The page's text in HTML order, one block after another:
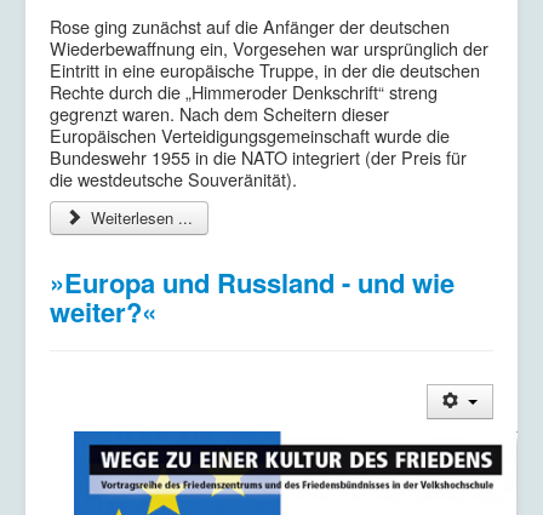
Rose ging zunächst auf die Anfänger der deutschen
Wiederbewaffnung ein, Vorgesehen war ursprünglich der
Eintritt in eine europäische Truppe, in der die deutschen
Rechte durch die „Himmeroder Denkschrift“ streng
gegrenzt waren. Nach dem Scheitern dieser
Europäischen Verteidigungsgemeinschaft wurde die
Bundeswehr 1955 in die NATO integriert (der Preis für
die westdeutsche Souveränität).
Weiterlesen ...
»Europa und Russland - und wie
weiter?«